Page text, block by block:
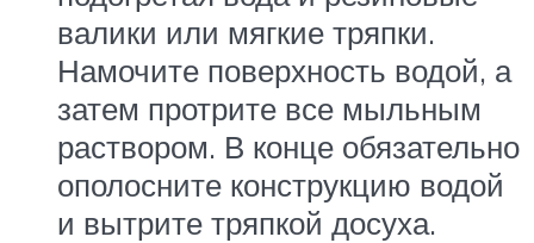
валики или мягкие тряпки.
Намочите поверхность водой, а
затем протрите все мыльным
раствором. В конце обязательно
ополосните конструкцию водой
и вытрите тряпкой досуха.